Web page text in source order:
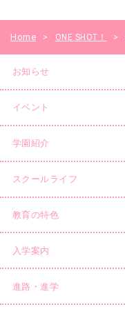
Home > ONE SHOT！ >
お知らせ
イベント
学園紹介
スクールライフ
教育の特色
入学案内
進路・進学